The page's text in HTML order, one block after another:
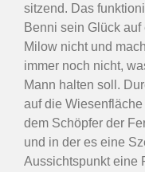
sitzend. Das
Benni sein Glück auf
Milow nicht und
immer noch nicht,
Mann halten soll.
auf die Wiesenfläche
dem Schöpfer der
und in der es eine
Aussichtspunkt eine